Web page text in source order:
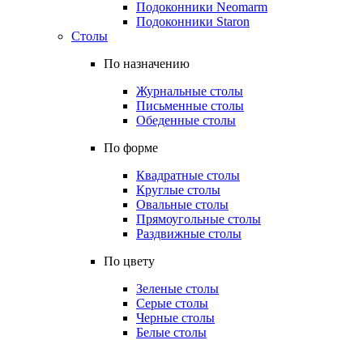
Подоконники Neomarm
Подоконники Staron
Столы
По назначению
Журнальные столы
Письменные столы
Обеденные столы
По форме
Квадратные столы
Круглые столы
Овальные столы
Прямоугольные столы
Раздвижные столы
По цвету
Зеленые столы
Серые столы
Черные столы
Белые столы